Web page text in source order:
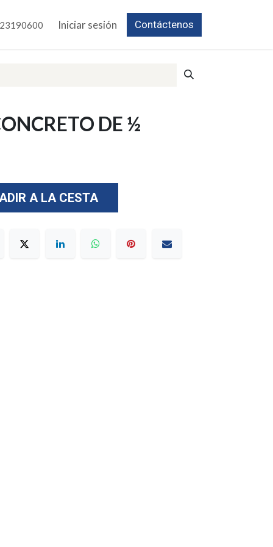
23190600 Iniciar sesión Contáctenos
DE ½
A LA CESTA